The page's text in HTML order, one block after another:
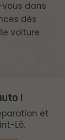
dans
dès
voiture
!
et
Lô.